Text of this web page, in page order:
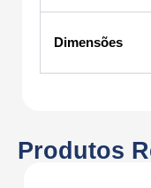
Dimensões
Produtos